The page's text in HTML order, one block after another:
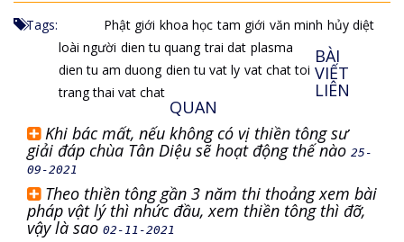
Tags: Phật giới khoa học tam giới văn minh hủy diệt
loài người dien tu quang trai dat plasma
dien tu am duong dien tu vat ly vat chat toi
trang thai vat chat
BÀI
VIẾT
LIÊN
QUAN
Khi bác mất, nếu không có vị thiền tông sư
giải đáp chùa Tân Diệu sẽ hoạt động thế nào 25-
09-2021
Theo thiền tông gần 3 năm thi thoảng xem bài
pháp vật lý thì nhức đầu, xem thiền tông thì đỡ,
vậy là sao 02-11-2021